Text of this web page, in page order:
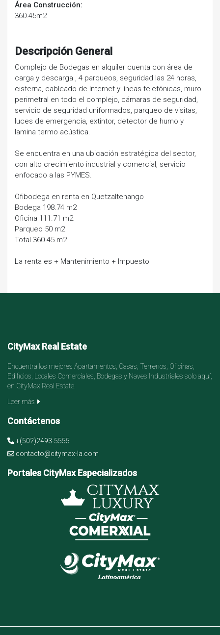
Área Construcción:
360.45m2
Descripción General
Complejo de Bodegas en alquiler cuenta con área de
carga y descarga , 4 parqueos, seguridad las 24 horas,
cisterna, cableado de Internet y líneas telefónicas, muro
perimetral en todo el complejo, cámaras de seguridad,
servicio de seguridad uniformados, parqueo de visitas,
luces de emergencia, extintor, detector de humo y
lamina termo acústica.
Se encuentra en una ubicación estratégica del sector,
con alto crecimiento industrial y comercial, servicio
enfocado a las PYMES.
Ofibodega en renta en Quetzaltenango
Bodega 198.74 m2
Oficina 111.71 m2
Parqueo 50 m2
Total 360.45 m2
La renta es + Mantenimiento + Impuesto
CityMax Real Estate
Encuentra los mejores Apartamentos, Casas, Terrenos, Oficinas,
Edificios, Locales Comerciales, Bodegas y Naves Industriales solo aquí,
en CityMax Real Estate.
Leer más
Contáctenos
+(502)2493-5555
contacto@citymax-la.com
Portales CityMax Especializados